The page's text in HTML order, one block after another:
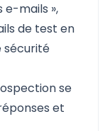
e-mails »,
de test en
sécurité
se
et